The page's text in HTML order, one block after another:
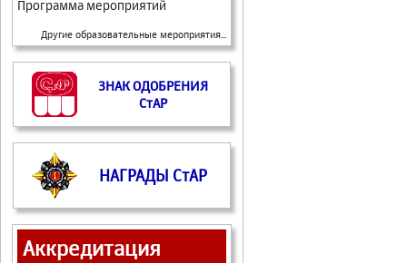
Программа мероприятий
Другие образовательные мероприятия...
ЗНАК ОДОБРЕНИЯ
СтАР
НАГРАДЫ СтАР
Аккредитация